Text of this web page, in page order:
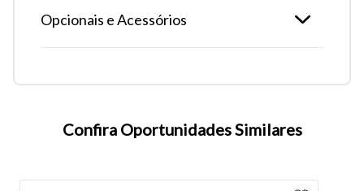
Tamanho do texto
atalhos Ctrl+ (para aumentar) e Ctrl- (para diminuir) no seu
Opcionais e Acessórios
Confira Oportunidades Similares